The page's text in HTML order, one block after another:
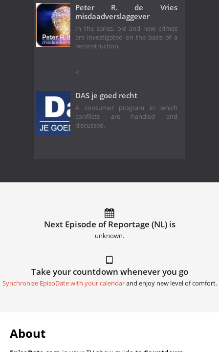
Peter R. de Vries
misdaadverslaggever
In the series, old and new crimes
are investigated on the basis of a
reconstruction.
<
DAS je goed recht
A consumer program in which
conflicts are handled and
discussed.
Next Episode of Reportage (NL) is
unknown.
Take your countdown whenever you go
Synchronize EpisoDate with your calendarand enjoy new level of comfort.
About